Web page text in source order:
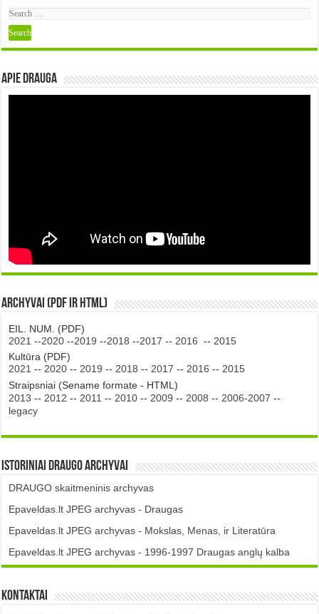
Apie DRAUGA
Archyvai (PDF ir HTML)
EIL. NUM. (PDF)
2021 --2020 --2019 --2018 --2017 -- 2016 -- 2015
Kultūra (PDF)
2021 -- 2020 -- 2019 -- 2018 -- 2017 -- 2016 -- 2015
Straipsniai (Sename formate - HTML)
2013 -- 2012 -- 2011 -- 2010 -- 2009 -- 2008 -- 2006-2007 --
legacy
Istoriniai DRAUGO Archyvai
DRAUGO skaitmeninis archyvas
Epaveldas.lt JPEG archyvas - Draugas
Epaveldas.lt JPEG archyvas - Mokslas, Menas, ir Literatūra
Epaveldas.lt JPEG archyvas - 1996-1997 Draugas anglų kalba
Kontaktai